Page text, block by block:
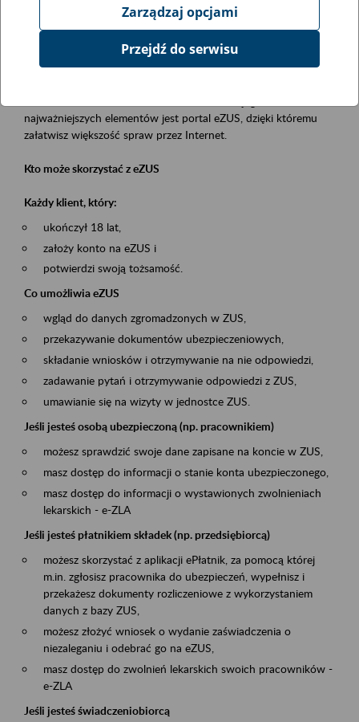
Opis wydarzenia
Platforma Usług Elektronicznych eZUS
najważniejszych elementów jest portal eZUS, dzięki któremu
załatwisz większość spraw przez Internet.
Kto może skorzystać z eZUS
Każdy klient, który:
ukończył 18 lat,
założy konto na eZUS i
potwierdzi swoją tożsamość.
Co umożliwia eZUS
wgląd do danych zgromadzonych w ZUS,
przekazywanie dokumentów ubezpieczeniowych,
składanie wniosków i otrzymywanie na nie odpowiedzi,
zadawanie pytań i otrzymywanie odpowiedzi z ZUS,
umawianie się na wizyty w jednostce ZUS.
Jeśli jesteś osobą ubezpieczoną (np. pracownikiem)
możesz sprawdzić swoje dane zapisane na koncie w ZUS,
masz dostęp do informacji o stanie konta ubezpieczonego,
masz dostęp do informacji o wystawionych zwolnieniach
lekarskich - e-ZLA
Jeśli jesteś płatnikiem składek (np. przedsiębiorcą)
możesz skorzystać z aplikacji ePłatnik, za pomocą której
m.in. zgłosisz pracownika do ubezpieczeń, wypełnisz i
przekażesz dokumenty rozliczeniowe z wykorzystaniem
danych z bazy ZUS,
możesz złożyć wniosek o wydanie zaświadczenia o
niezaleganiu i odebrać go na eZUS,
masz dostęp do zwolnień lekarskich swoich pracowników -
e-ZLA
Jeśli jesteś świadczeniobiorcą
Zarządzaj opcjami
Przejdź do serwisu